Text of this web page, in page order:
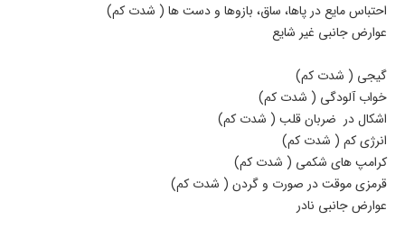
احتباس مایع در پاها، ساق، بازوها و دست ها ( شدت کم)
عوارض جانبی غیر شایع
گیجی ( شدت کم)
خواب آلودگی ( شدت کم)
اشکال در ضربان قلب ( شدت کم)
انرژی کم ( شدت کم)
کرامپ های شکمی ( شدت کم)
قرمزی موقت در صورت و گردن ( شدت کم)
عوارض جانبی نادر